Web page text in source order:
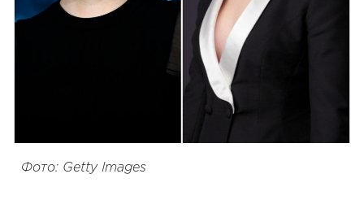
Фото: Getty Images